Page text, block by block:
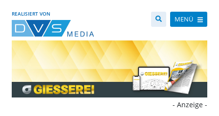
REALISIERT VON
MENÜ
- Anzeige -